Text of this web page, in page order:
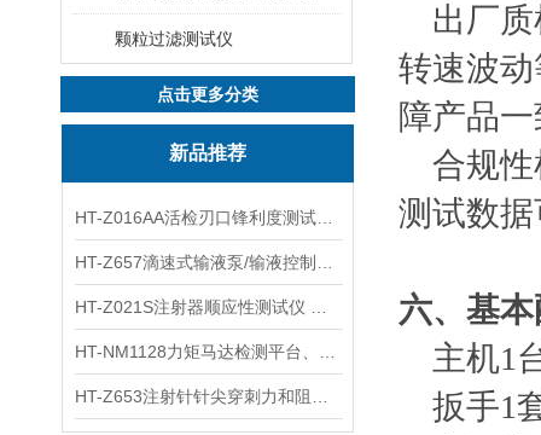
颗粒过滤测试仪
点击更多分类
新品推荐
出厂
转速波
障产品
合规
测试数
六、基
主机1
扳手1